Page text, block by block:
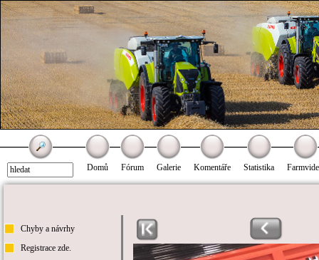
Domů Fórum Galerie Komentáře Statistika
Chyby a návrhy
Registrace zde.